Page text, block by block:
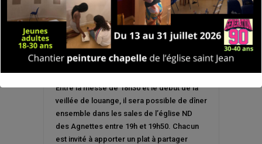
Entre la messe de 18h30 et le début de la
veillée de louange, il sera possible de dîner
ensemble dans les sales de l’église ND
des Agnettes entre 19h et 19h50. Chacun
est invité à apporter un plat à partager